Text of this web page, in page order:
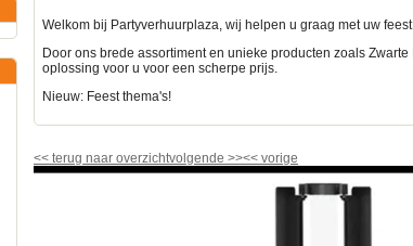
Welkom bij Partyverhuurplaza, wij helpen u graag met uw
Door ons brede assortiment en unieke producten zoals
oplossing voor u voor een scherpe prijs.
Nieuw: Feest thema's!
<< terug naar overzichtvolgende >><< vorige